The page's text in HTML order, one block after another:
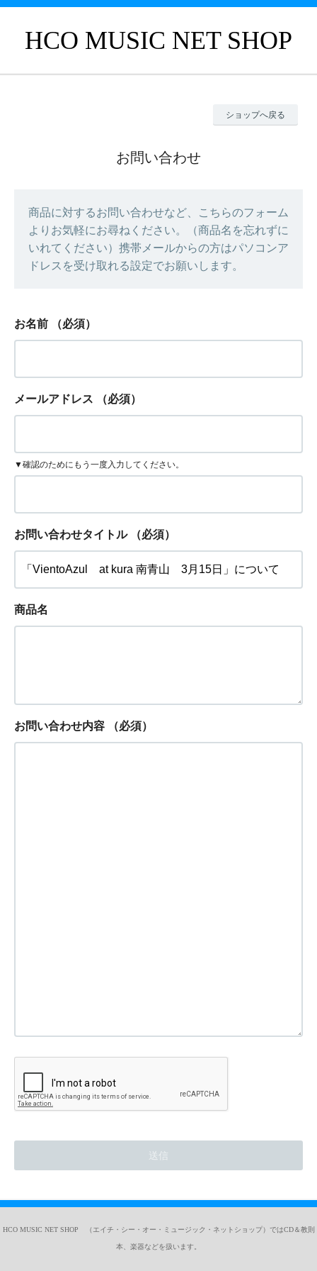
HCO MUSIC NET SHOP
ショップへ戻る
お問い合わせ
商品に対するお問い合わせなど、こちらのフォーム
よりお気軽にお尋ねください。（商品名を忘れずに
いれてください）携帯メールからの方はパソコンア
ドレスを受け取れる設定でお願いします。
お名前 （必須）
メールアドレス （必須）
▼確認のためにもう一度入力してください。
お問い合わせタイトル （必須）
商品名
お問い合わせ内容 （必須）
HCO MUSIC NET SHOP （エイチ・シー・オー・ミュージック・ネットショップ）ではCD＆教則
本、楽器などを扱います。